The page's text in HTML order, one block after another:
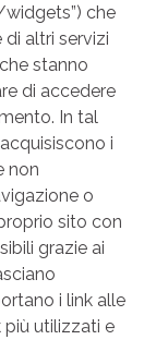
che
altri servizi
stanno
di accedere
In tal
i
non
o
sito con
grazie ai
i link alle
utilizzati e